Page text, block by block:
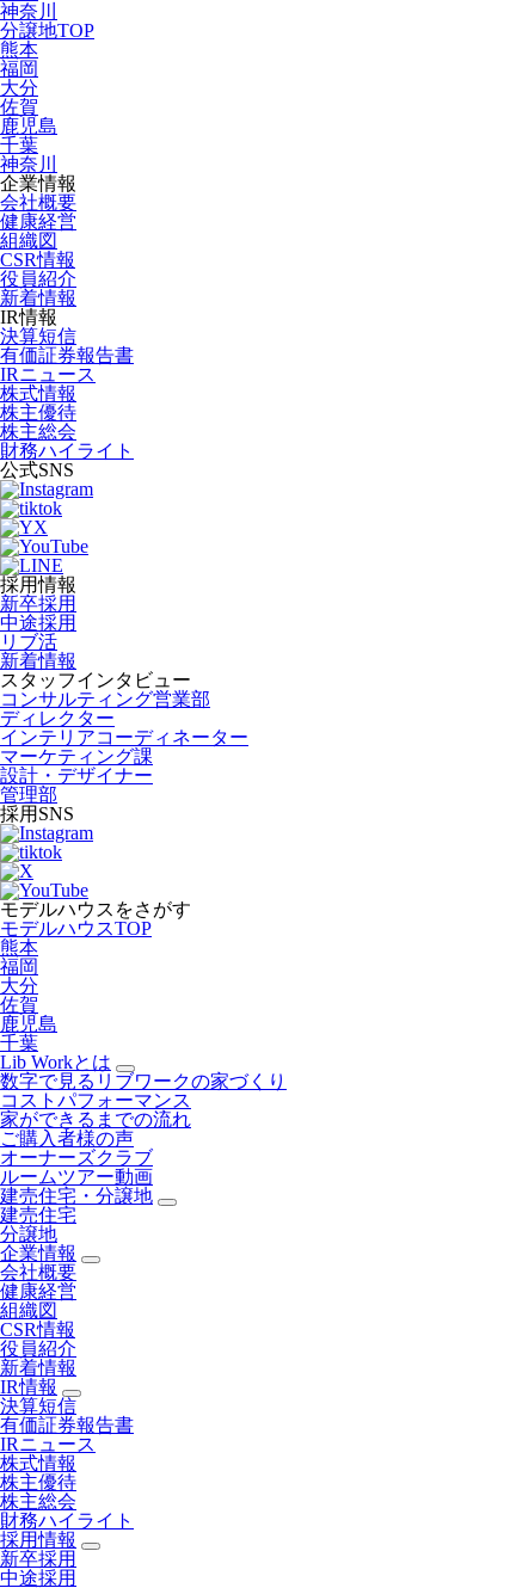
神奈川
分譲地TOP
熊本
福岡
大分
佐賀
鹿児島
千葉
神奈川
企業情報
会社概要
健康経営
組織図
CSR情報
役員紹介
新着情報
IR情報
決算短信
有価証券報告書
IRニュース
株式情報
株主優待
株主総会
財務ハイライト
公式SNS
採用情報
新卒採用
中途採用
リブ活
新着情報
スタッフインタビュー
コンサルティング営業部
ディレクター
インテリアコーディネーター
マーケティング課
設計・デザイナー
管理部
採用SNS
モデルハウスをさがす
モデルハウスTOP
熊本
福岡
大分
佐賀
鹿児島
千葉
Lib Workとは
数字で見るリブワークの家づくり
コストパフォーマンス
家ができるまでの流れ
ご購入者様の声
オーナーズクラブ
ルームツアー動画
建売住宅・分譲地
建売住宅
分譲地
企業情報
会社概要
健康経営
組織図
CSR情報
役員紹介
新着情報
IR情報
決算短信
有価証券報告書
IRニュース
株式情報
株主優待
株主総会
財務ハイライト
採用情報
新卒採用
中途採用